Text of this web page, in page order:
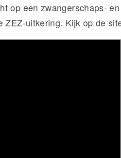
op een zwangerschaps-
ZEZ-uitkering. Kijk op de